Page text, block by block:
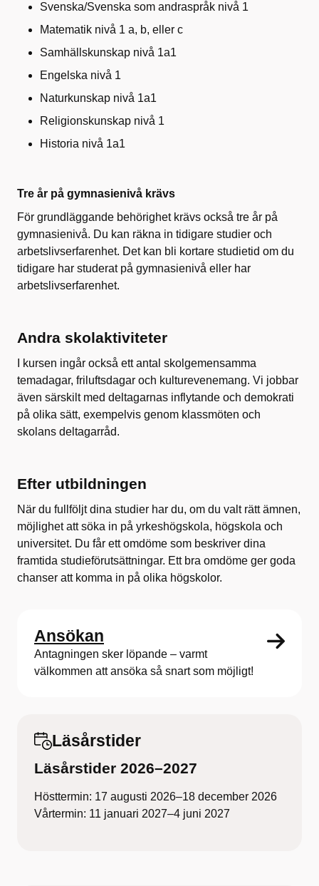
Svenska/Svenska som andraspråk nivå 1
Matematik nivå 1 a, b, eller c
Samhällskunskap nivå 1a1
Engelska nivå 1
Naturkunskap nivå 1a1
Religionskunskap nivå 1
Historia nivå 1a1
Tre år på gymnasienivå krävs
För grundläggande behörighet krävs också tre år på
gymnasienivå. Du kan räkna in tidigare studier och
arbetslivserfarenhet. Det kan bli kortare studietid om du
tidigare har studerat på gymnasienivå eller har
arbetslivserfarenhet.
Andra skolaktiviteter
I kursen ingår också ett antal skolgemensamma
temadagar, friluftsdagar och kulturevenemang. Vi jobbar
även särskilt med deltagarnas inflytande och demokrati
på olika sätt, exempelvis genom klassmöten och
skolans deltagarråd.
Efter utbildningen
När du fullföljt dina studier har du, om du valt rätt ämnen,
möjlighet att söka in på yrkeshögskola, högskola och
universitet. Du får ett omdöme som beskriver dina
framtida studieförutsättningar. Ett bra omdöme ger goda
chanser att komma in på olika högskolor.
Ansökan
Antagningen sker löpande – varmt
välkommen att ansöka så snart som möjligt!
Läsårstider
Läsårstider 2026–2027
Hösttermin: 17 augusti 2026–18 december 2026
Vårtermin: 11 januari 2027–4 juni 2027